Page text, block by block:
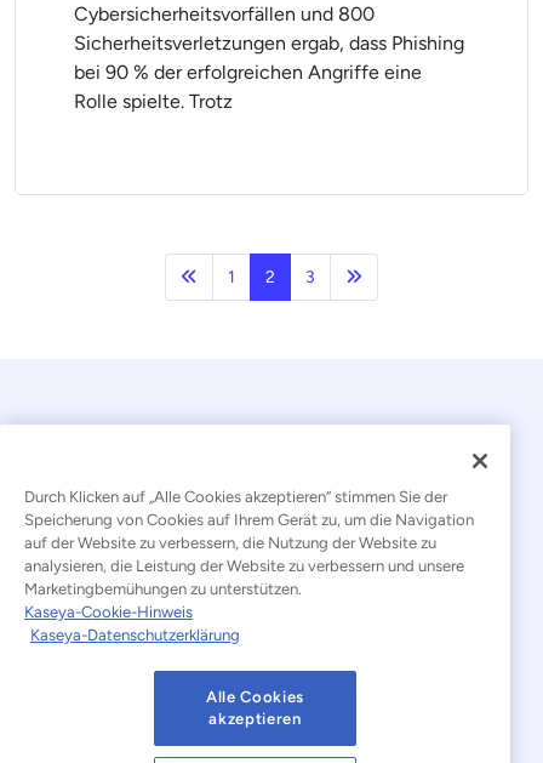
Cybersicherheitsvorfällen und 800
Sicherheitsverletzungen ergab, dass Phishing
bei 90 % der erfolgreichen Angriffe eine
Rolle spielte. Trotz
Vorherige
1 2 3
© 2026 Kaseya. Alle Rechte vorbehalten.
Deutsch
Erklärung zur Bekämpfung moderner Sklaverei
Nutzungsbedingungen der Website
Datenschutzerklärung Sitemap
Durch Klicken auf „Alle Cookies akzeptieren“ stimmen Sie der
Speicherung von Cookies auf Ihrem Gerät zu, um die Navigation
auf der Website zu verbessern, die Nutzung der Website zu
analysieren, die Leistung der Website zu verbessern und unsere
Marketingbemühungen zu unterstützen.
Kaseya-Cookie-Hinweis
Kaseya-Datenschutzerklärung
Alle Cookies
akzeptieren